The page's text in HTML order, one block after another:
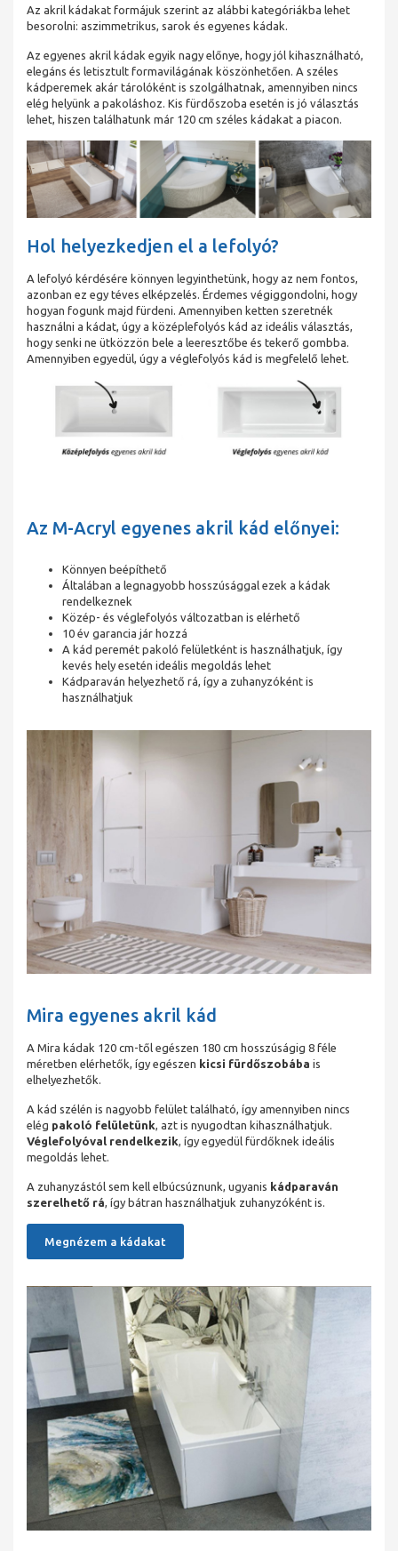
Az akril kádakat formájuk szerint az alábbi kategóriákba lehet
besorolni: aszimmetrikus, sarok és egyenes kádak.
Az egyenes akril kádak egyik nagy előnye, hogy jól kihasználható,
elegáns és letisztult formavilágának köszönhetően. A széles
kádperemek akár tárolóként is szolgálhatnak, amennyiben nincs
elég helyünk a pakoláshoz. Kis fürdőszoba esetén is jó választás
lehet, hiszen találhatunk már 120 cm széles kádakat a piacon.
Hol helyezkedjen el a lefolyó?
A lefolyó kérdésére könnyen legyinthetünk, hogy az nem fontos,
azonban ez egy téves elképzelés. Érdemes végiggondolni, hogy
hogyan fogunk majd fürdeni. Amennyiben ketten szeretnék
használni a kádat, úgy a középlefolyós kád az ideális választás,
hogy senki ne ütközzön bele a leeresztőbe és tekerő gombba.
Amennyiben egyedül, úgy a véglefolyós kád is megfelelő lehet.
Az M-Acryl egyenes akril kád előnyei:
Könnyen beépíthető
Általában a legnagyobb hosszúsággal ezek a kádak
rendelkeznek
Közép- és véglefolyós változatban is elérhető
10 év garancia jár hozzá
A kád peremét pakoló felületként is használhatjuk, így
kevés hely esetén ideális megoldás lehet
Kádparaván helyezhető rá, így a zuhanyzóként is
használhatjuk
Mira egyenes akril kád
A Mira kádak 120 cm-től egészen 180 cm hosszúságig 8 féle
méretben elérhetők, így egészen kicsi fürdőszobába is
elhelyezhetők.
A kád szélén is nagyobb felület található, így amennyiben nincs
elég pakoló felületünk, azt is nyugodtan kihasználhatjuk.
Véglefolyóval rendelkezik, így egyedül fürdőknek ideális
megoldás lehet.
A zuhanyzástól sem kell elbúcsúznunk, ugyanis kádparaván
szerelhető rá, így bátran használhatjuk zuhanyzóként is.
Megnézem a kádakat